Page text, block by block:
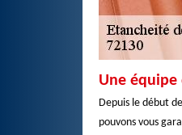
Une
Depuis le début
pouvons vous